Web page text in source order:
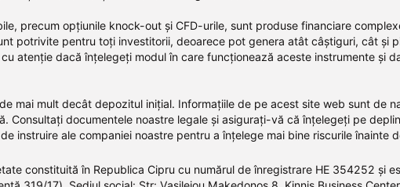
precum opțiunile knock-out și CFD-urile, sunt produse financiare
potrivite pentru toți investitorii, deoarece pot genera atât câștiguri, cât și
atenție dacă înțelegeți modul în care funcționează aceste instrumente și
mai mult decât depozitul inițial. Informațiile de pe acest site web sunt de
Consultați documentele noastre legale și asigurați-vă că înțelegeți pe
instruire ale companiei noastre pentru a înțelege mai bine riscurile înainte
constituită în Republica Cipru cu numărul de înregistrare HE 354252 și